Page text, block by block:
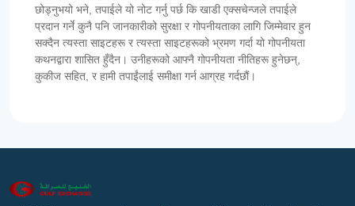
छोड्नुभयो भने, तपाईले यो नोट गर्नु पर्छ कि खाडी एक्सचेन्जले तपाईले
प्रदान गर्ने कुनै पनि जानकारीको सुरक्षा र गोपनीयताका लागि जिम्मेवार हुन
सक्दैन त्यस्ता साइटहरू र त्यस्ता साइटहरूको भ्रमण गर्दा यो गोपनीयता
कथनद्वारा शासित हुँदैन। उनीहरूको आफ्नै गोपनीयता नीतिहरू हुनेछन्,
कुकीज सहित, र हामी तपाईंलाई समीक्षा गर्न आग्रह गर्दछौं।